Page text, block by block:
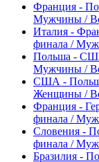
Франция -
Мужчины /
Италия -
финала /
Польша -
Мужчины /
США -
Женщины /
Франция -
финала /
Словения -
финала /
Бразилия -